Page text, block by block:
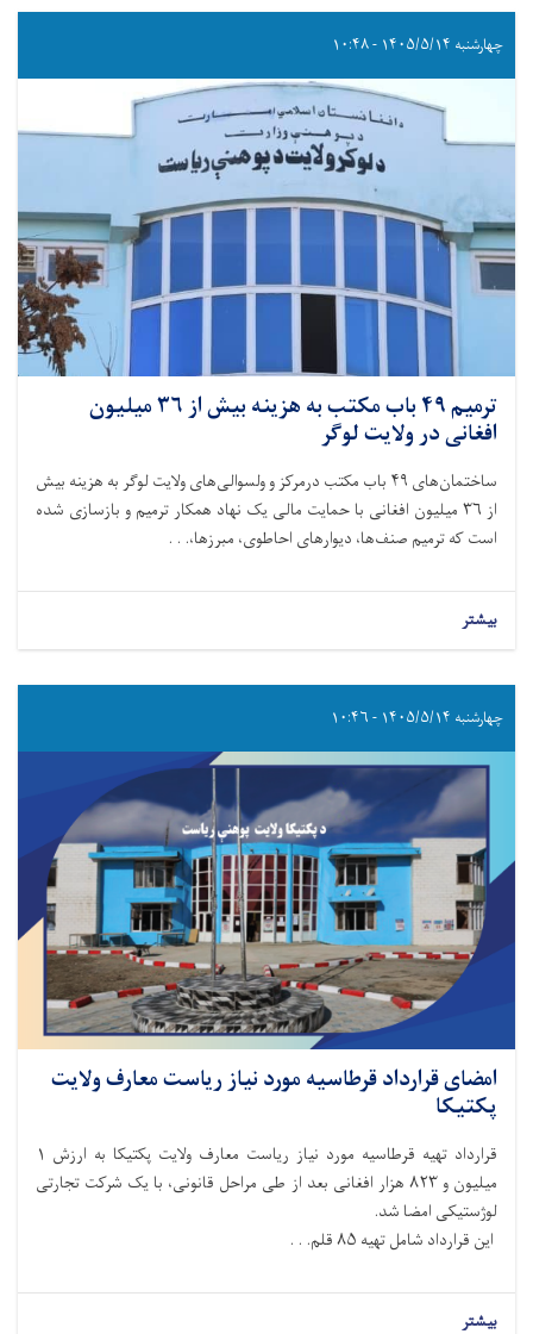
چهارشنبه ۱۴۰۵/۵/۱۴ - ۱۰:۴۸
ترمیم ۴۹ باب مکتب به هزینه بیش از ۳۶ میلیون
افغانی در ولایت لوگر
ساختمان‌های ۴۹ باب مکتب درمرکز و ولسوالی‌های ولایت لوگر به هزینه بیش
از ۳۶ میلیون افغانی با حمایت مالی یک‌ نهاد همکار ترمیم و بازسازی شده
است که ترمیم صنف‌ها، دیوار‌های احاطوی، مبرز‌ها،. . .
بیشتر
چهارشنبه ۱۴۰۵/۵/۱۴ - ۱۰:۴۶
امضای قرارداد قرطاسیه مورد نیاز ریاست معارف ولایت
پکتیکا
قرارداد تهیه قرطاسیه مورد نیاز ریاست معارف ولایت پکتیکا به ارزش ۱
میلیون و ۸۲۳ هزار افغانی بعد از طی مراحل قانونی، با یک شرکت تجارتی
لوژستیکی امضا شد.
این قرارداد شامل تهیه ۸۵ قلم. . .
بیشتر